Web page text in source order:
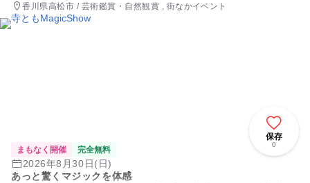
香川県高松市 / 芸術鑑賞・自然観賞 , 街なかイベント
保存
0
まもなく開催 完全無料
2026年8月30日(日)
あっと驚くマジックを体感